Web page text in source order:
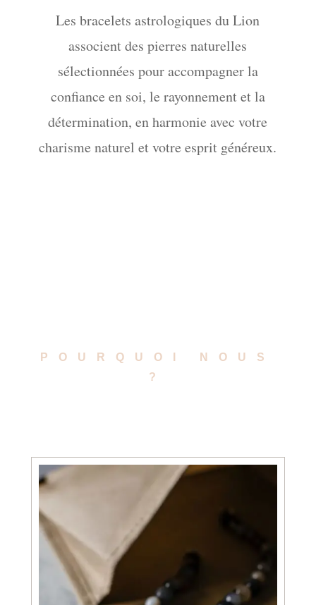
Les bracelets astrologiques du Lion
associent des pierres naturelles
sélectionnées pour accompagner la
confiance en soi, le rayonnement et la
détermination, en harmonie avec votre
charisme naturel et votre esprit généreux.
POURQUOI NOUS
?